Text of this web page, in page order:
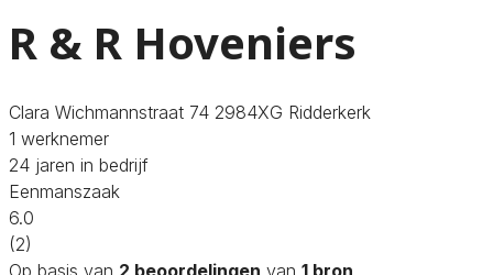
R & R Hoveniers
Clara Wichmannstraat 74 2984XG Ridderkerk
1 werknemer
24 jaren in bedrijf
Eenmanszaak
6.0
(2)
Op basis van 2 beoordelingen van 1 bron